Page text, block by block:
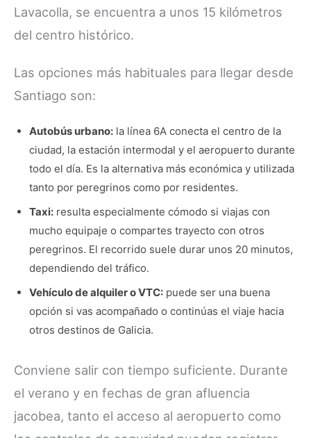
Lavacolla, se encuentra a unos 15 kilómetros
del centro histórico.
Las opciones más habituales para llegar desde
Santiago son:
Autobús urbano:la línea 6A conecta el centro de la
ciudad, la estación intermodal y el aeropuerto durante
todo el día. Es la alternativa más económica y utilizada
tanto por peregrinos como por residentes.
Taxi:resulta especialmente cómodo si viajas con
mucho equipaje o compartes trayecto con otros
peregrinos. El recorrido suele durar unos 20 minutos,
dependiendo del tráfico.
Vehículo de alquiler o VTC:puede ser una buena
opción si vas acompañado o continúas el viaje hacia
otros destinos de Galicia.
Conviene salir con tiempo suficiente. Durante
el verano y en fechas de gran afluencia
jacobea, tanto el acceso al aeropuerto como